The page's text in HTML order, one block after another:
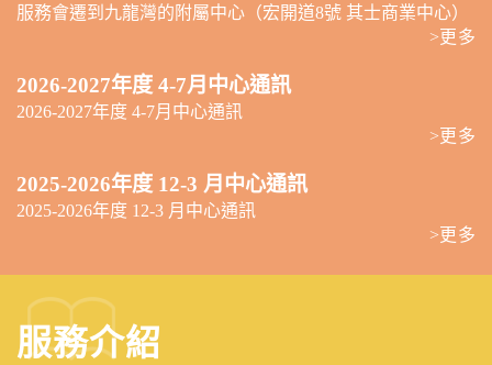
服務會遷到九龍灣的附屬中心（宏開道8號 其士商業中心）
>更多
2026-2027年度 4-7月中心通訊
2026-2027年度 4-7月中心通訊
>更多
2025-2026年度 12-3 月中心通訊
2025-2026年度 12-3 月中心通訊
>更多
服務介紹